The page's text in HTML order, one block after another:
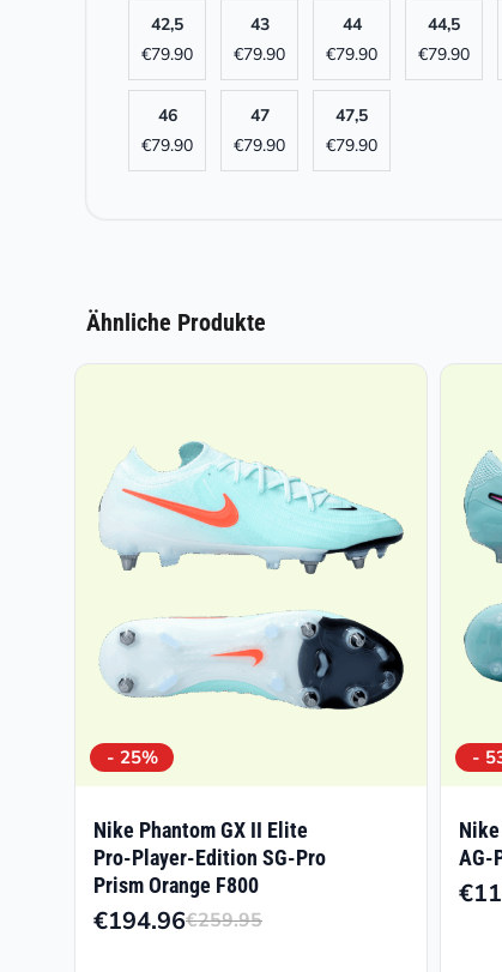
42,5
€79.90
43
€79.90
44
€79.90
44,5
€79.90
46
€79.90
47
€79.90
47,5
€79.90
Ähnliche Produkte
- 25%
Nike Phantom GX II Elite
Pro-Player-Edition SG-Pro
Prism Orange F800
€259.95
€194.96
-
AG-
€